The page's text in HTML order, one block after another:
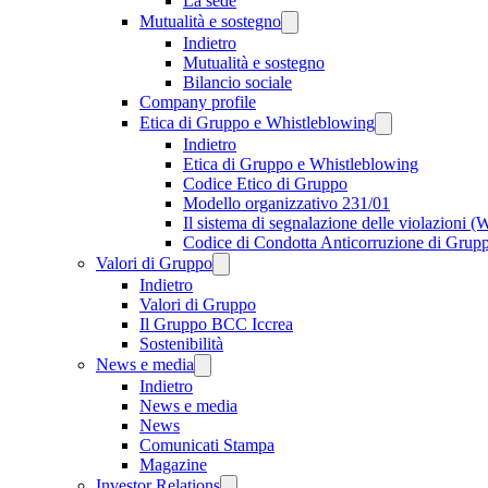
Mutualità e sostegno
Indietro
Mutualità e sostegno
Bilancio sociale
Company profile
Etica di Gruppo e Whistleblowing
Indietro
Etica di Gruppo e Whistleblowing
Codice Etico di Gruppo
Modello organizzativo 231/01
Il sistema di segnalazione delle violazioni
Codice di Condotta Anticorruzione di
Valori di Gruppo
Indietro
Valori di Gruppo
Il Gruppo BCC Iccrea
Sostenibilità
News e media
Indietro
News e media
News
Comunicati Stampa
Magazine